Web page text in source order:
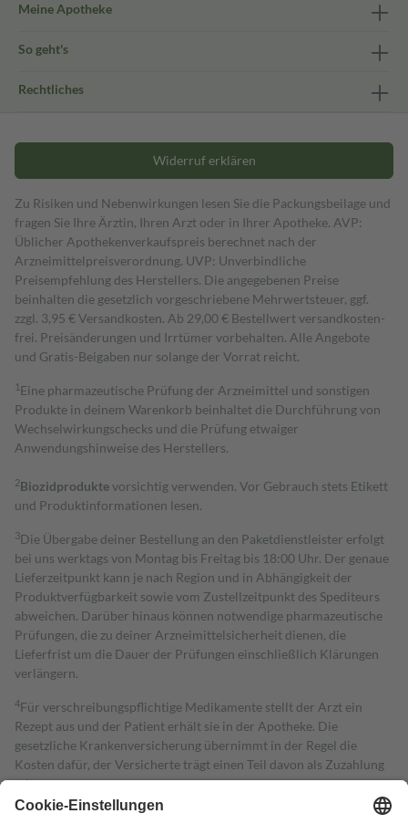
Meine Apotheke
So geht's
Rechtliches
Widerruf erklären
Zu Risiken und Nebenwirkungen lesen Sie die Packungsbeilage und
fragen Sie Ihre Ärztin, Ihren Arzt oder in Ihrer Apotheke. AVP:
Üblicher Apothekenverkaufspreis berechnet nach der
Arzneimittelpreisverordnung. UVP: Unverbindliche
Preisempfehlung des Herstellers. Die angegebenen Preise
beinhalten die gesetzlich vorgeschriebene Mehrwertsteuer, ggf.
zzgl. 3,95 € Versandkosten. Ab 29,00 € Bestell­wert versand­kosten­
frei. Preisänderungen und Irrtümer vorbehalten. Alle Angebote
und Gratis-Beigaben nur solange der Vorrat reicht.
1 Eine pharmazeutische Prüfung der Arzneimittel und sonstigen
Produkte in deinem Warenkorb beinhaltet die Durchführung von
Wechselwirkungschecks und die Prüfung etwaiger
Anwendungshinweise des Herstellers.
2Biozidproduktevorsichtig verwenden. Vor Gebrauch stets Etikett
und Produktinformationen lesen.
3Die Übergabe deiner Bestellung an den Paketdienstleister erfolgt
bei uns werktags von Montag bis Freitag bis 18:00 Uhr. Der genaue
Lieferzeitpunkt kann je nach Region und in Abhängigkeit der
Produktverfügbarkeit sowie vom Zustellzeitpunkt des Spediteurs
abweichen. Darüber hinaus können notwendige pharmazeutische
Prüfungen, die zu deiner Arzneimittelsicherheit dienen, die
Lieferfrist um die Dauer der Prüfungen einschließlich Klärungen
verlängern.
4Für verschreibungspflichtige Medikamente stellt der Arzt ein
Rezept aus und der Patient erhält sie in der Apotheke. Die
gesetzliche Krankenversicherung übernimmt in der Regel die
Kosten dafür, der Versicherte trägt einen Teil davon als Zuzahlung
mit.
Grundsätzlich leisten Mitglieder Zuzahlungen in Höhe von zehn